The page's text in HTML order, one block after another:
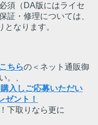
須（DA版にはライセ
証・修理については、
なります。
こちらの＜ネット通販御
。、
下取りなら更に